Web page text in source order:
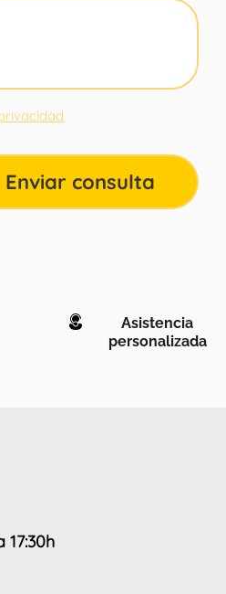
Enviar consulta
Asistencia
personalizada
17:30h